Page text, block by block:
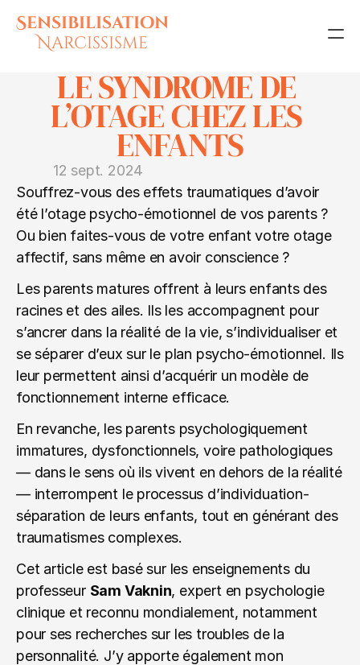
Sensibilisation
Narcissisme
Accueil
Séances individuelles
Articles
Contact
Découvrir le cours
LE SYNDROME DE
L’OTAGE CHEZ LES
ENFANTS
12 sept. 2024
Souffrez-vous des effets traumatiques d’avoir
été l’otage psycho-émotionnel de vos parents ?
Ou bien faites-vous de votre enfant votre otage
affectif, sans même en avoir conscience ?
Les parents matures offrent à leurs enfants des
racines et des ailes. Ils les accompagnent pour
s’ancrer dans la réalité de la vie, s’individualiser et
se séparer d’eux sur le plan psycho-émotionnel. Ils
leur permettent ainsi d’acquérir un modèle de
fonctionnement interne efficace.
En revanche, les parents psychologiquement
immatures, dysfonctionnels, voire pathologiques
— dans le sens où ils vivent en dehors de la réalité
— interrompent le processus d’individuation-
séparation de leurs enfants, tout en générant des
traumatismes complexes.
Cet article est basé sur les enseignements du
professeur Sam Vaknin, expert en psychologie
clinique et reconnu mondialement, notamment
pour ses recherches sur les troubles de la
personnalité. J’y apporte également mon